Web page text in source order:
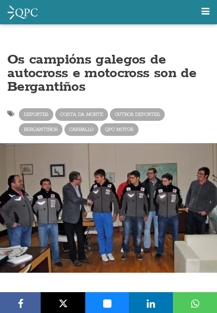
Os campións galegos de
autocross e motocross son de
Bergantiños
DEPORTES COSTA DA MORTE OUTROS DEPORTES
BERGANTIÑOS CARBALLO QPC MOTOR